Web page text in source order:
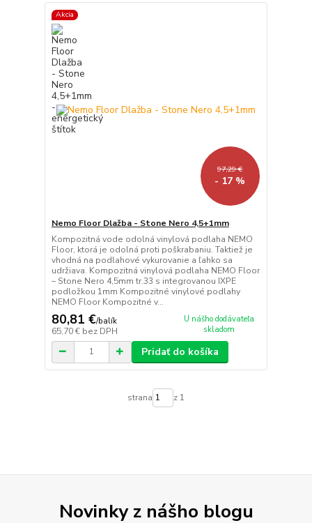
Akcia
97,29 €
- 17 %
Nemo Floor Dlažba - Stone Nero 4,5+1mm
Kompozitná vode odolná vinylová podlaha NEMO
Floor, ktorá je odolná proti poškrabaniu. Taktiež je
vhodná na podlahové vykurovanie a ľahko sa
udržiava. Kompozitná vinylová podlaha NEMO Floor
– Stone Nero 4,5mm tr.33 s integrovanou IXPE
podložkou 1mm Kompozitné vinylové podlahy
NEMO Floor Kompozitné v...
80,81 €/balík
65,70 € bez DPH
U nášho dodávateľa
skladom
Pridať do košíka
strana z 1
Novinky z nášho blogu